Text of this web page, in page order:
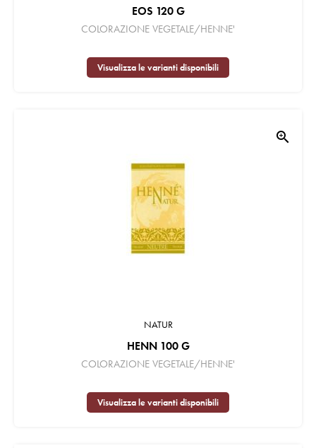
EOS 120 G
COLORAZIONE VEGETALE/HENNE'
Visualizza le varianti disponibili
zoom_in
NATUR
HENN 100 G
COLORAZIONE VEGETALE/HENNE'
Visualizza le varianti disponibili